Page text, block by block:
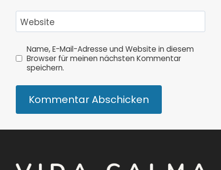
Website
Name, E-Mail-Adresse und Website in diesem
Browser für meinen nächsten Kommentar
speichern.